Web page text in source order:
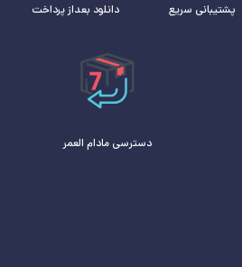
پشتیبانی سریع دانلود بعداز پرداخت
دسترسی مادام العمر